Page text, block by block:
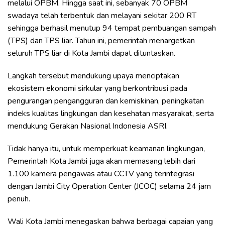
melalui OPBM. Hingga saat ini, sebanyak 70 OPBM
swadaya telah terbentuk dan melayani sekitar 200 RT
sehingga berhasil menutup 94 tempat pembuangan sampah
(TPS) dan TPS liar. Tahun ini, pemerintah menargetkan
seluruh TPS liar di Kota Jambi dapat dituntaskan.
Langkah tersebut mendukung upaya menciptakan
ekosistem ekonomi sirkular yang berkontribusi pada
pengurangan pengangguran dan kemiskinan, peningkatan
indeks kualitas lingkungan dan kesehatan masyarakat, serta
mendukung Gerakan Nasional Indonesia ASRI.
Tidak hanya itu, untuk memperkuat keamanan lingkungan,
Pemerintah Kota Jambi juga akan memasang lebih dari
1.100 kamera pengawas atau CCTV yang terintegrasi
dengan Jambi City Operation Center (JCOC) selama 24 jam
penuh.
Wali Kota Jambi menegaskan bahwa berbagai capaian yang